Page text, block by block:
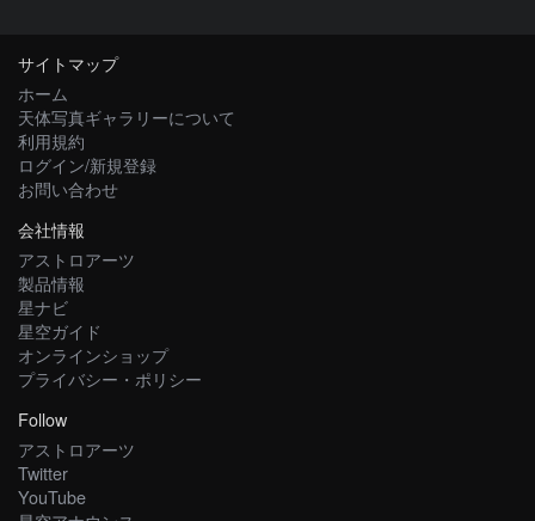
サイトマップ
ホーム
天体写真ギャラリーについて
利用規約
ログイン/新規登録
お問い合わせ
会社情報
アストロアーツ
製品情報
星ナビ
星空ガイド
オンラインショップ
プライバシー・ポリシー
Follow
アストロアーツ
Twitter
YouTube